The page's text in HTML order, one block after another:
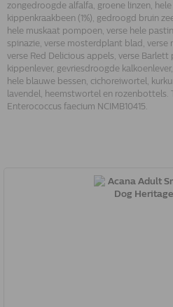
zongedroogde alfalfa, groene linzen,
kippenkraakbeen (1%), gedroogd bruin
hele muskaat pompoen, verse hele
spinazie, verse mosterdplant blad, verse
verse Red Delicious appels, verse
kippenlever, gevriesdroogde
hele blauwe bessen, cichoreiwortel,
lavendel, heemstwortel en rozenbottels.
Enterococcus faecium NCIMB10415.